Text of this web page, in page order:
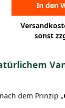
In den
sonst
dem Prinzip „